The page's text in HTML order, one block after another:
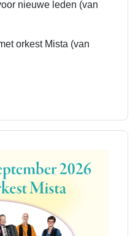
nieuwe leden (van
orkest Mista (van